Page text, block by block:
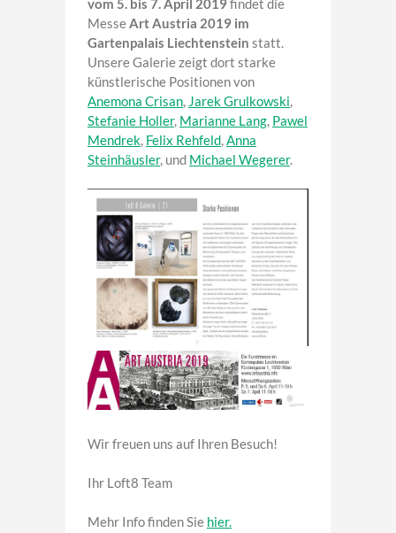
vom 5. bis 7. April 2019findet die
MesseArt Austria 2019 im
Gartenpalais Liechtenstein statt.
Unsere Galerie zeigt dort starke
künstlerische Positionen von
Anemona Crisan, Jarek Grulkowski,
Stefanie Holler, Marianne Lang, Pawel
Mendrek, Felix Rehfeld,Anna
Steinhäusler, und Michael Wegerer.
Wir freuen uns auf Ihren Besuch!
Ihr Loft8 Team
Mehr Info finden Sie hier.